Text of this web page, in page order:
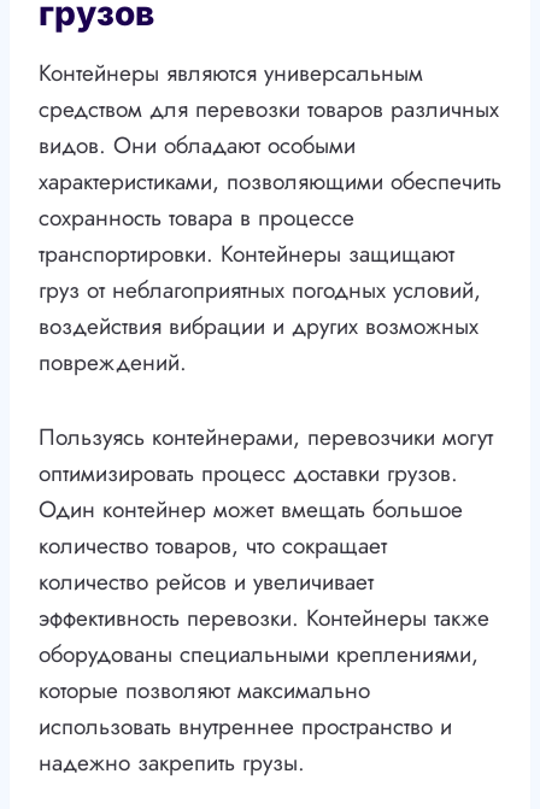
грузов
Контейнеры являются универсальным
средством для перевозки товаров различных
видов. Они обладают особыми
характеристиками, позволяющими обеспечить
сохранность товара в процессе
транспортировки. Контейнеры защищают
груз от неблагоприятных погодных условий,
воздействия вибрации и других возможных
повреждений.
Пользуясь контейнерами, перевозчики могут
оптимизировать процесс доставки грузов.
Один контейнер может вмещать большое
количество товаров, что сокращает
количество рейсов и увеличивает
эффективность перевозки. Контейнеры также
оборудованы специальными креплениями,
которые позволяют максимально
использовать внутреннее пространство и
надежно закрепить грузы.